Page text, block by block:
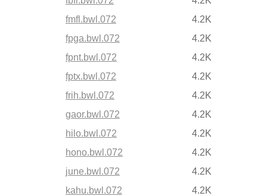
fmfl.bwl.072
4.2K
fpga.bwl.072
4.2K
fpnt.bwl.072
4.2K
fptx.bwl.072
4.2K
frih.bwl.072
4.2K
gaor.bwl.072
4.2K
hilo.bwl.072
4.2K
hono.bwl.072
4.2K
june.bwl.072
4.2K
kahu.bwl.072
4.2K